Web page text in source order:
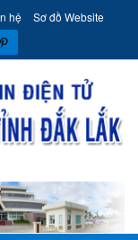
hệ Sơ đồ Website